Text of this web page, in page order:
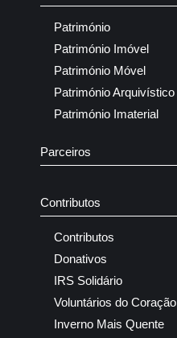
Património
Património Imóvel
Património Móvel
Património Arquivístico
Património Imaterial
Parceiros
Contributos
Contributos
Donativos
IRS Solidário
Voluntários do Coração
Inverno Mais Quente